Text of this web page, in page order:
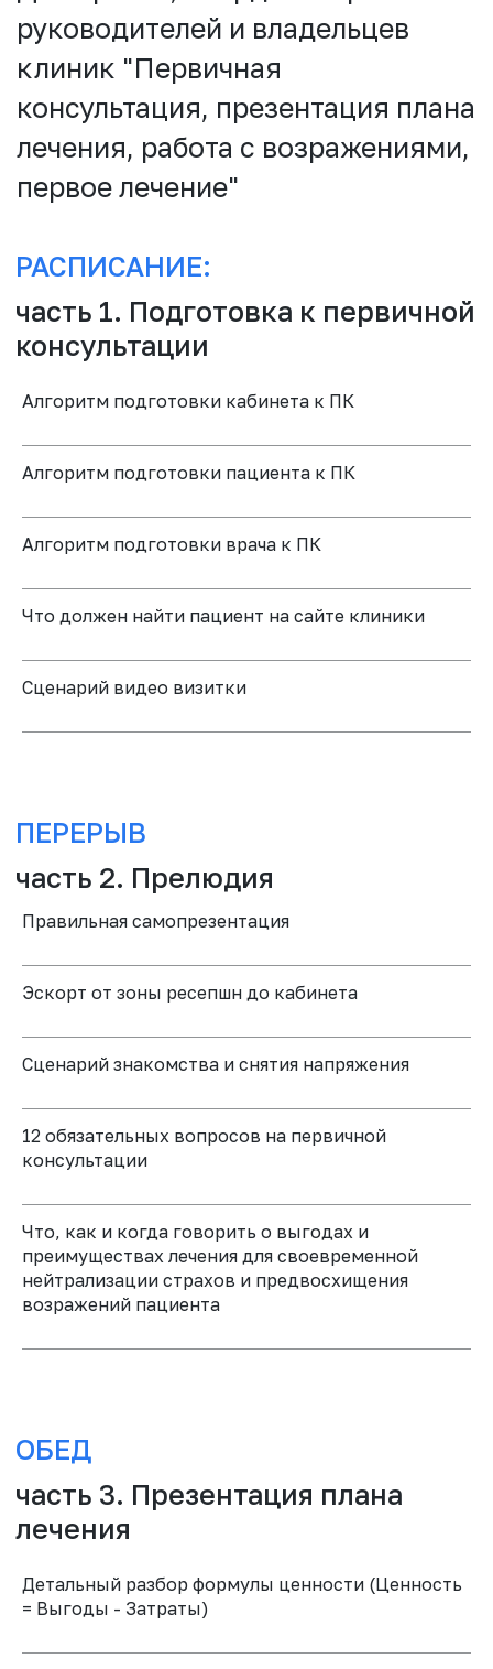
Алгоритм подготовки кабинета к ПК
Алгоритм подготовки пациента к ПК
Алгоритм подготовки врача к ПК
Что должен найти пациент на сайте клиники
Сценарий видео визитки
Правильная самопрезентация
Эскорт от зоны ресепшн до кабинета
Сценарий знакомства и снятия напряжения
12 обязательных вопросов на первичной
консультации
Что, как и когда говорить о выгодах и
преимуществах лечения для своевременной
нейтрализации страхов и предвосхищения
возражений пациента
Детальный разбор формулы ценности (Ценность
= Выгоды - Затраты)
КОФЕ-БРЕЙК
ЧТО ПОЛУЧАТ
УЧАСТНИКИ?
02
от "не медицинского
01
пациента от
первичного приема
Интерактивные
разборы звонков в
клиники участников
04
03
эффективных
коммуникативных
инструментов и
Шаблоны скриптов
и речевых
шаблонов
ПРИНЯТЬ УЧАСТИЕ